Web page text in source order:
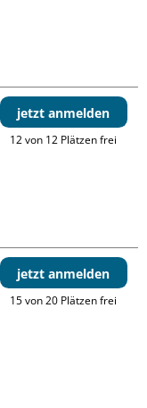
jetzt anmelden
12 von 12 Plätzen frei
jetzt anmelden
15 von 20 Plätzen frei